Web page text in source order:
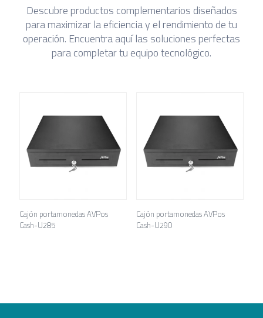
Descubre productos complementarios diseñados
para maximizar la eficiencia y el rendimiento de tu
operación. Encuentra aquí las soluciones perfectas
para completar tu equipo tecnológico.
Cajón portamonedas AVPos
Cash-U285
Cajón portamonedas AVPos
Cash-U290